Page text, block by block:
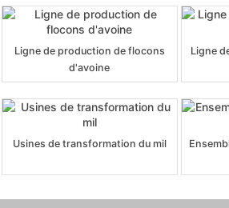
Ligne de production de flocons
d'avoine
Ligne
Usines de transformation du mil